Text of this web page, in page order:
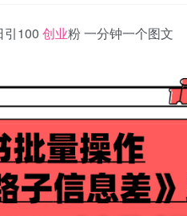
引100 创业粉 一分钟一个图文